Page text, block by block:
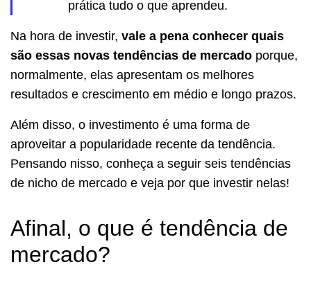
prática tudo o que aprendeu.
Na hora de investir, vale a pena conhecer quais
são essas novas tendências de mercado porque,
normalmente, elas apresentam os melhores
resultados e crescimento em médio e longo prazos.
Além disso, o investimento é uma forma de
aproveitar a popularidade recente da tendência.
Pensando nisso, conheça a seguir seis tendências
de nicho de mercado e veja por que investir nelas!
Afinal, o que é tendência de
mercado?